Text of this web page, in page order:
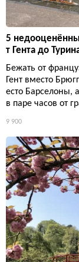
5
т Гента до
Бежать от
Гент вместо
есто Барселоны,
в паре часов от
9 900